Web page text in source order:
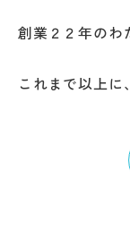
創業２２年のわ
これまで以上に